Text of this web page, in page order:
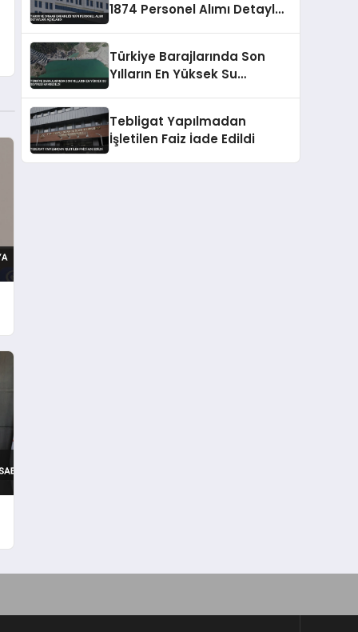
1874 Personel Alımı Detayları
Türkiye Barajlarında Son
Yılların En Yüksek Su
Tebligat Yapılmadan
İşletilen Faiz İade Edildi